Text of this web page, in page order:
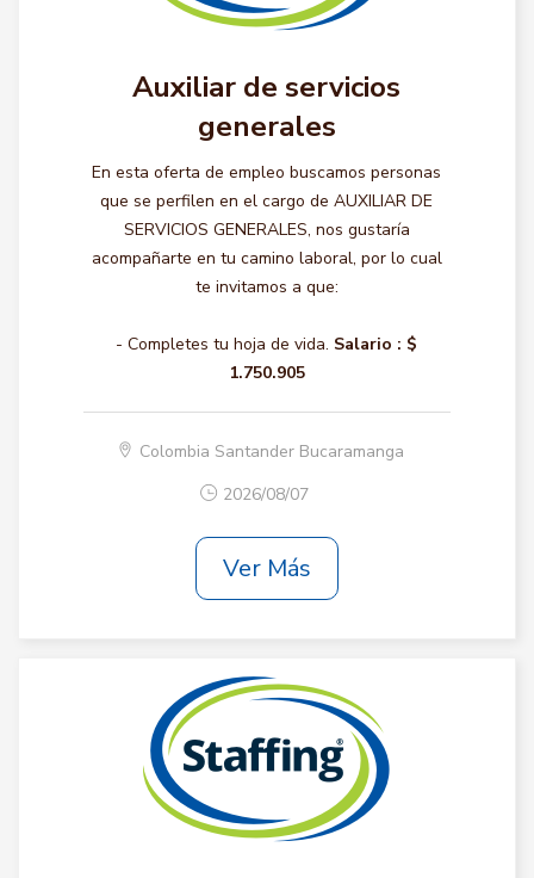
Auxiliar de servicios
generales
En esta oferta de empleo buscamos personas
que se perfilen en el cargo de AUXILIAR DE
SERVICIOS GENERALES, nos gustaría
acompañarte en tu camino laboral, por lo cual
te invitamos a que:
- Completes tu hoja de vida. Salario : $
1.750.905
Colombia Santander Bucaramanga
2026/08/07
Ver Más